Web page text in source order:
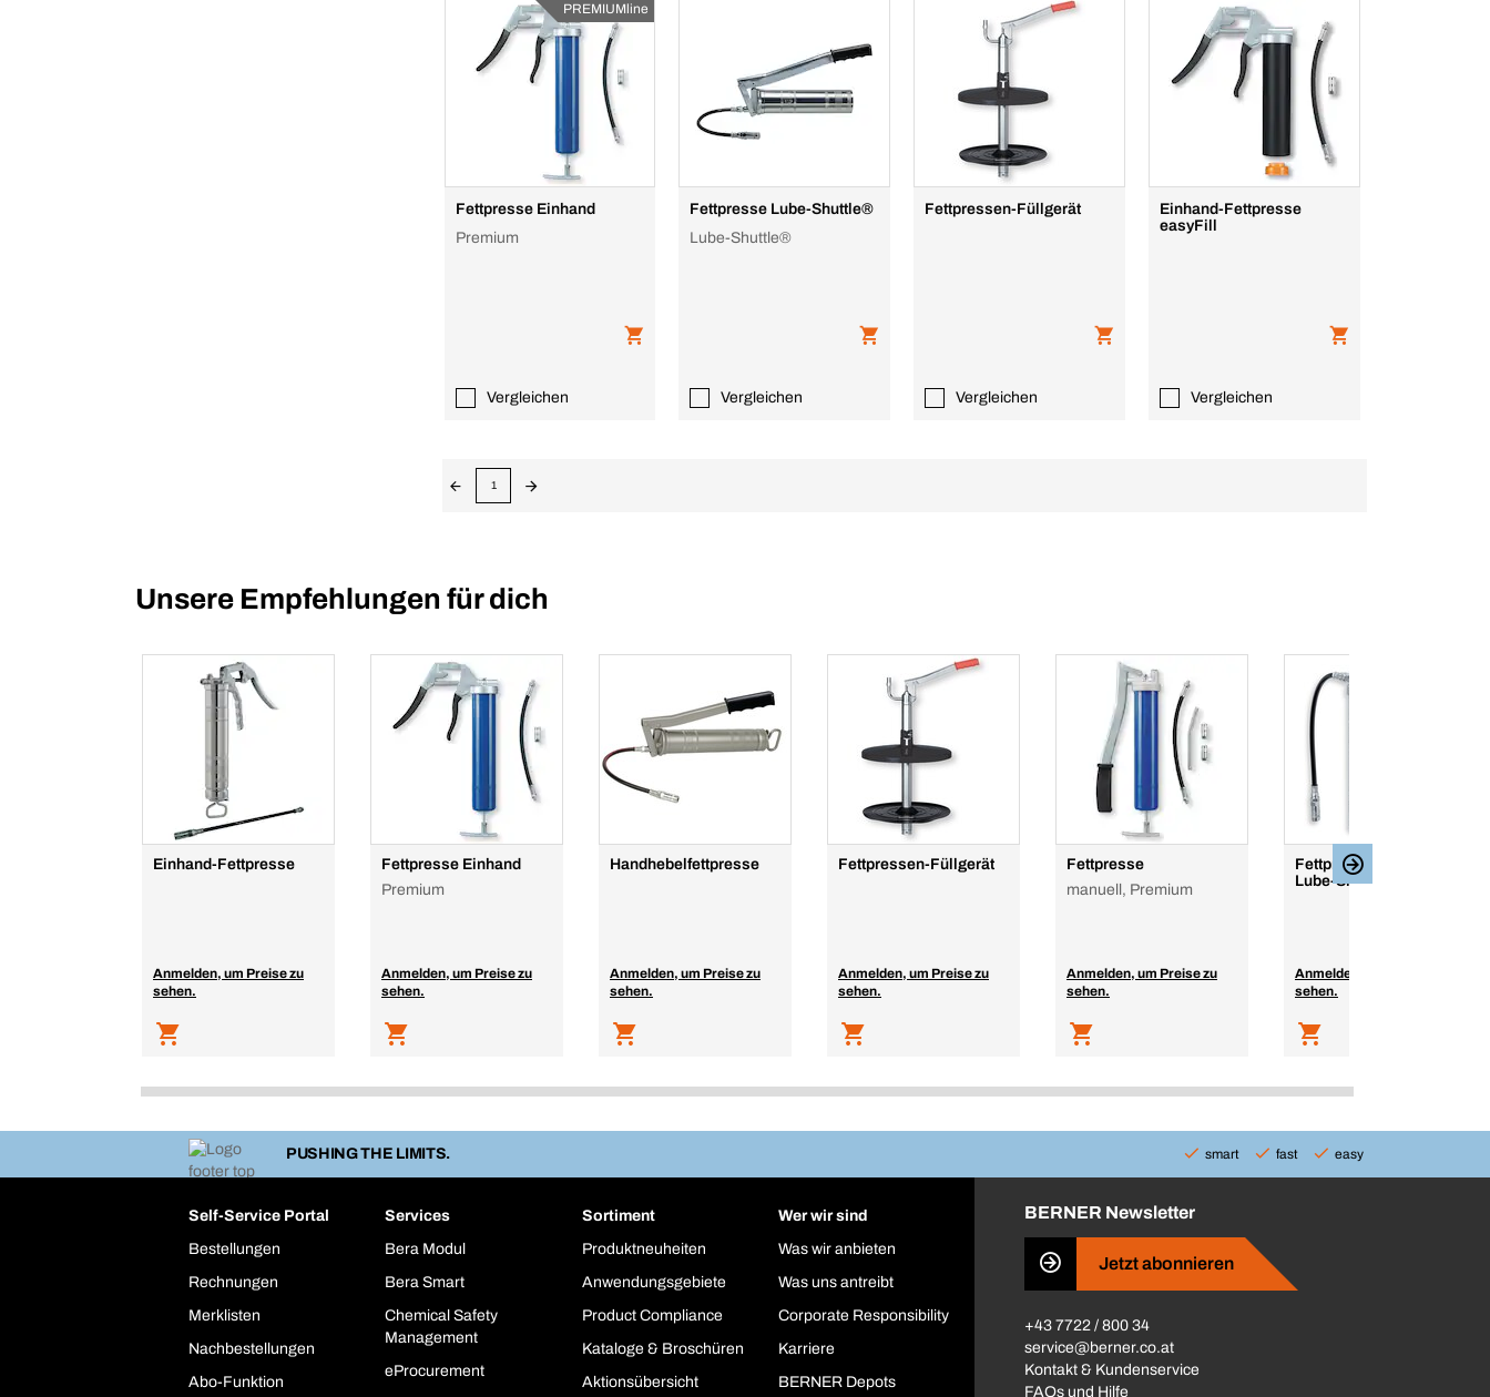
PREMIUMline
Fettpresse Einhand
Premium
Vergleichen
Fettpresse Lube-Shuttle®
Lube-Shuttle®
Vergleichen
Fettpressen-Füllgerät
Vergleichen
Einhand-Fettpresse
easyFill
Vergleichen
1
Unsere Empfehlungen für dich
Einhand-Fettpresse
Anmelden, um Preise zu
sehen.
Fettpresse Einhand
Premium
Anmelden, um Preise zu
sehen.
Handhebelfettpresse
Anmelden, um Preise zu
sehen.
Fettpressen-Füllgerät
Anmelden, um Preise zu
sehen.
Fettpresse
manuell, Premium
Anmelden, um Preise zu
sehen.
Fettpresse Einhand
Lube-Shuttle®
Anmelden, um Preise zu
sehen.
PUSHING THE LIMITS. smart fast easy
Self-Service Portal
Bestellungen
Rechnungen
Merklisten
Nachbestellungen
Abo-Funktion
Services
Bera Modul
Bera Smart
Chemical Safety
Management
eProcurement
Sortiment
Produktneuheiten
Anwendungsgebiete
Product Compliance
Kataloge & Broschüren
Aktionsübersicht
Wer wir sind
Was wir anbieten
Was uns antreibt
Corporate Responsibility
Karriere
BERNER Depots
BERNER Newsletter
Jetzt abonnieren
+43 7722 / 800 34
service@berner.co.at
Kontakt & Kundenservice
FAQs und Hilfe